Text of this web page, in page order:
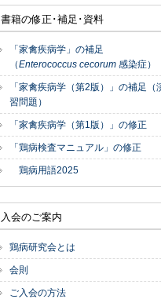
書籍の修正･補足･資料
「家禽疾病学」の補足
（Enterococcus cecorum 感染症）
「家禽疾病学（第2版）」の補足（
習問題）
「家禽疾病学（第1版）」の修正
「鶏病検査マニュアル」の修正
鶏病用語2025
入会のご案内
鶏病研究会とは
会則
ご入会の方法